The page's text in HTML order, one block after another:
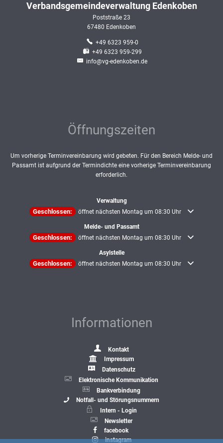
Verbandsgemeindeverwaltung Edenkoben
Poststraße 23
67480 Edenkoben
+49 6323 959-0
+49 6323 959-299
info@vg-edenkoben.de
Öffnungszeiten
Um vorherige Terminvereinbarung wird gebeten. Für den Bereich Melde- und
Passamt ist aufgrund der Termindichte eine vorherige Terminvereinbarung
erforderlich.
Verwaltung
Klicken, um weitere Öffnungs- oder Schließzeiten auszublenden
Geschlossen: öffnet nächsten Montag um 08:30 Uhr
Melde- und Passamt
Klicken, um weitere Öffnungs- oder Schließzeiten auszublenden
Geschlossen: öffnet nächsten Montag um 08:30 Uhr
Asylstelle
Klicken, um weitere Öffnungs- oder Schließzeiten auszublenden
Geschlossen: öffnet nächsten Montag um 08:30 Uhr
Informationen
Kontakt
Impressum
Datenschutz
Elektronische Kommunikation
Bankverbindung
Notfall- und Störungsnummern
Intern - Login
Newsletter
facebook
instagram